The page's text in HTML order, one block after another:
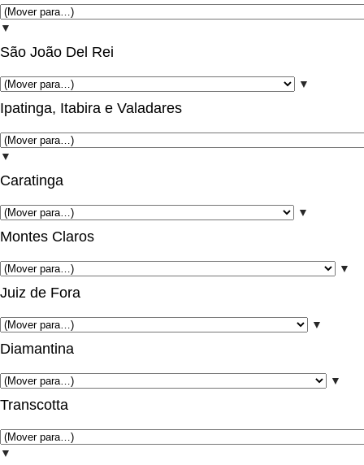
▼
São João Del Rei
▼
Ipatinga, Itabira e Valadares
▼
Caratinga
▼
Montes Claros
▼
Juiz de Fora
▼
Diamantina
▼
Transcotta
▼